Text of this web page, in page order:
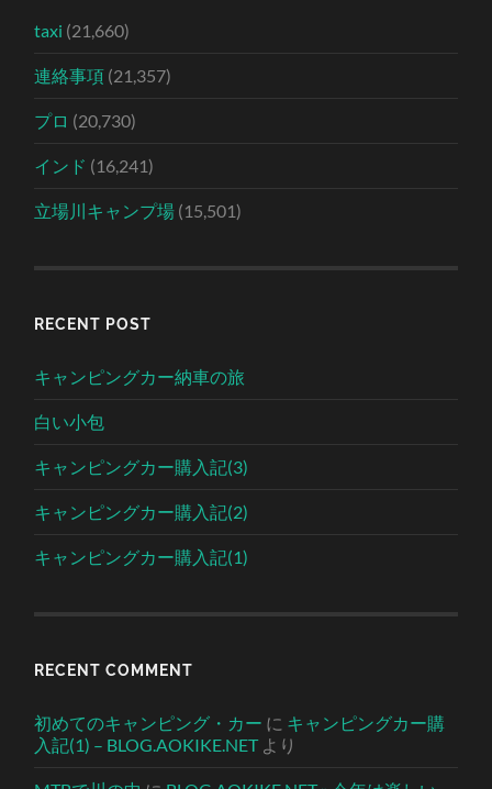
taxi (21,660)
連絡事項 (21,357)
プロ (20,730)
インド (16,241)
立場川キャンプ場 (15,501)
RECENT POST
キャンピングカー納車の旅
白い小包
キャンピングカー購入記(3)
キャンピングカー購入記(2)
キャンピングカー購入記(1)
RECENT COMMENT
初めてのキャンピング・カー に キャンピングカー購
入記(1) – BLOG.AOKIKE.NETより